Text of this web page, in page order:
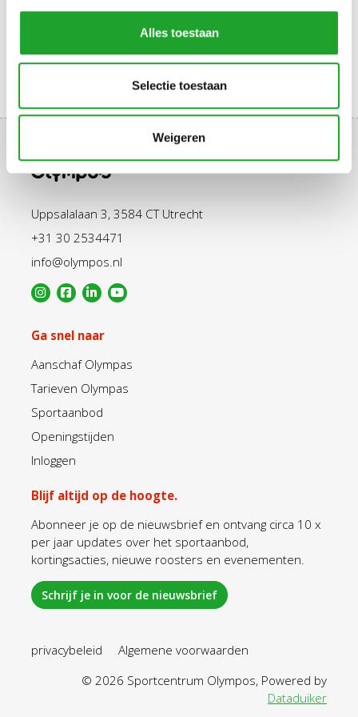
Alles toestaan
Selectie toestaan
Weigeren
Uppsalalaan 3, 3584 CT Utrecht
+31 30 2534471
info@olympos.nl
Ga snel naar
Aanschaf Olympas
Tarieven Olympas
Sportaanbod
Openingstijden
Inloggen
Blijf altijd op de hoogte.
Abonneer je op de nieuwsbrief en ontvang circa 10 x
per jaar updates over het sportaanbod,
kortingsacties, nieuwe roosters en evenementen.
Schrijf je in voor de nieuwsbrief
privacybeleid
Algemene voorwaarden
© 2026 Sportcentrum Olympos, Powered by
Dataduiker